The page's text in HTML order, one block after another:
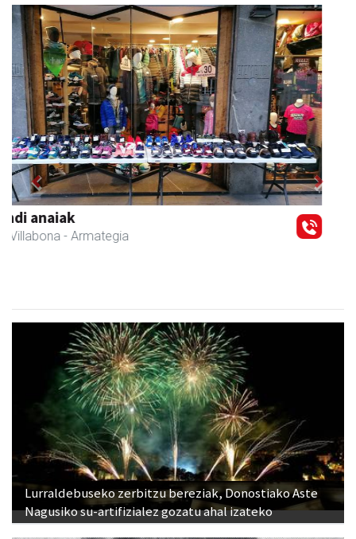
Amane
Amasa-Villabona - Arropa-dendak
Previous Next
Lurraldebuseko zerbitzu bereziak, Donostiako Aste
Nagusiko su-artifizialez gozatu ahal izateko